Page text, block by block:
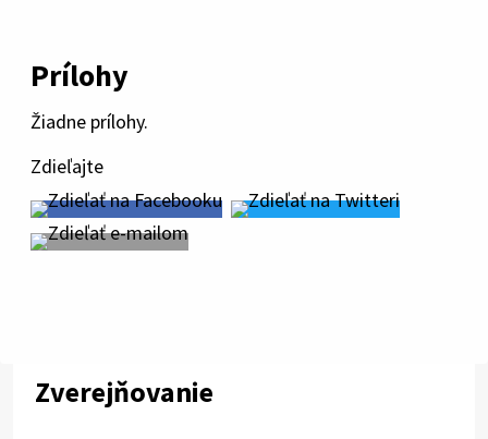
Prílohy
Žiadne prílohy.
Zdieľajte
Zverejňovanie